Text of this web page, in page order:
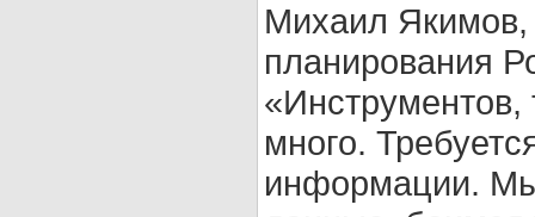
Михаил Якимов,
планирования
«Инструментов,
много.
информации.